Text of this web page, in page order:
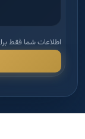
اطلاعات شما فقط